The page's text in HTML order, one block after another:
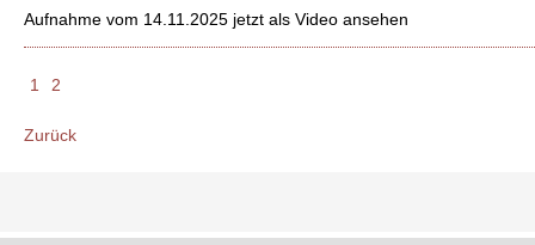
Aufnahme vom 14.11.2025 jetzt als Video ansehen
1 2
Zurück